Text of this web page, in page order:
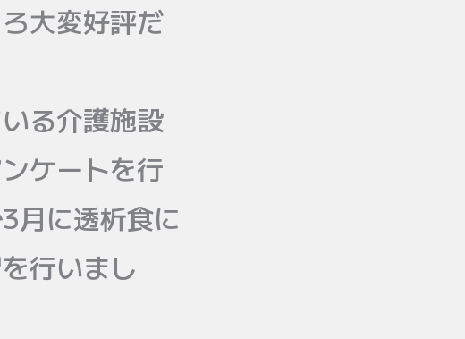
大変好評だ
る介護施設
ケートを行
月に透析食に
行いまし